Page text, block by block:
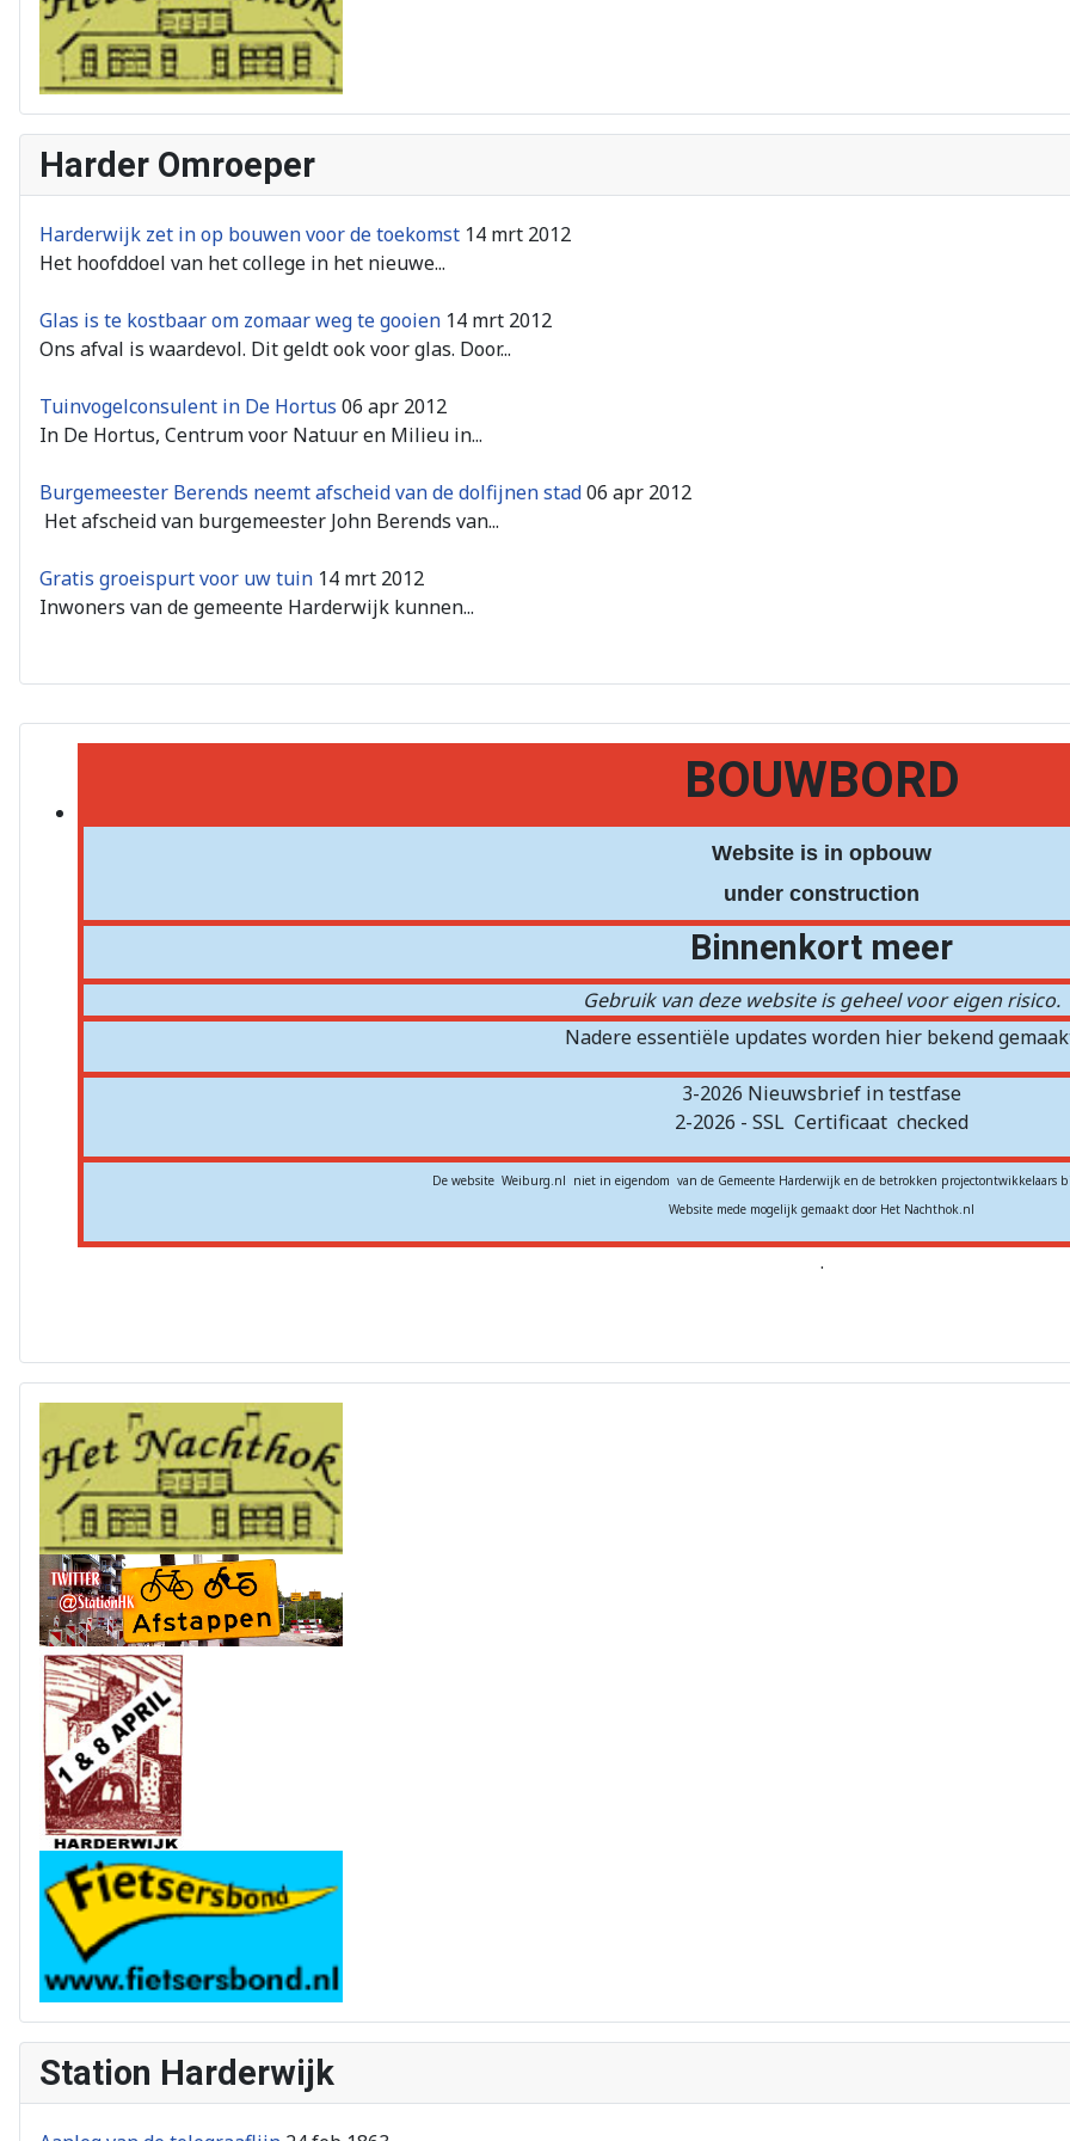
BOUWBORD
Website is in opbouw
under construction
Binnenkort meer
Gebruik van deze website is geheel voor eigen risico.
Nadere essentiële updates worden hier bekend
3-2026 Nieuwsbrief in testfase
2-2026 - SSL Certificaat checked
De website Weiburg.nl niet in eigendom van de Gemeente Harderwijk en de betrokken projectontwikkelaars
Website mede mogelijk gemaakt door Het Nachthok.nl
.
Station Harderwijk
Harder Omroeper
Harderwijk zet in op bouwen voor de toekomst 14 mrt 2012
Het hoofddoel van het college in het nieuwe...
Glas is te kostbaar om zomaar weg te gooien 14 mrt 2012
Ons afval is waardevol. Dit geldt ook voor glas. Door...
Tuinvogelconsulent in De Hortus 06 apr 2012
In De Hortus, Centrum voor Natuur en Milieu in...
Burgemeester Berends neemt afscheid van de dolfijnen stad06 apr 2012
Het afscheid van burgemeester John Berends van...
Gratis groeispurt voor uw tuin 14 mrt 2012
Inwoners van de gemeente Harderwijk kunnen...